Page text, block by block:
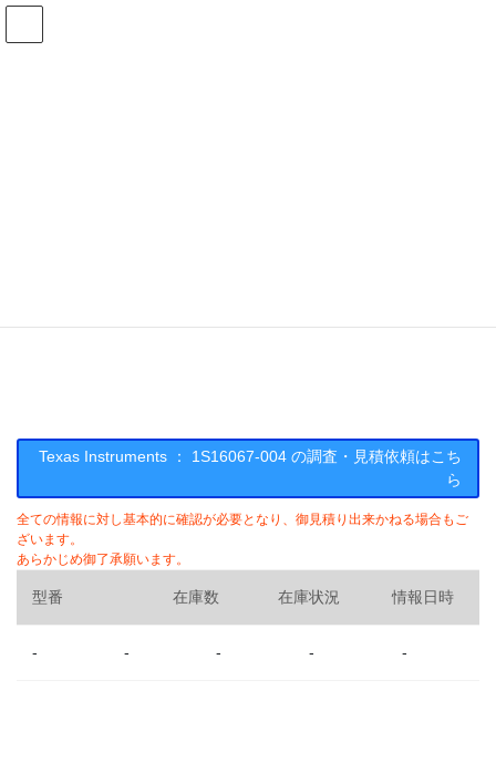
コ
ナ
Texas Instruments ： 1S16067-004 の調査・見積依頼はこち
ら
全ての情報に対し基本的に確認が必要となり、御見積り出来かねる場合もご
ざいます。
あらかじめ御了承願います。
型番 在庫数 在庫状況 情報日時
- - - - -